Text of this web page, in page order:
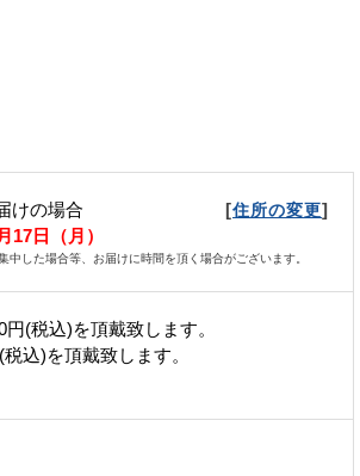
けの場合 [住所の変更]
17日（月）
中した場合等、お届けに時間を頂く場合がございます。
円(税込)を頂戴致します。
込)を頂戴致します。